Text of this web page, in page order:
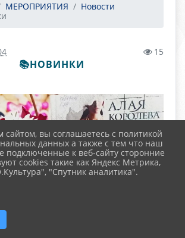
МЕРОПРИЯТИЯ
Новости
15
📚НОВИНКИ
сайтом, вы соглашаетесь с политикой
данных а также с тем что наш
подключенные к веб-сайту сторонние
cookies такие как Яндекс Метрика,
"Спутник аналитика".